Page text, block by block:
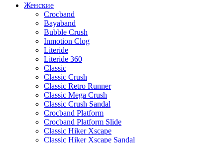
Женские
Crocband
Bayaband
Bubble Crush
Inmotion Clog
Literide
Literide 360
Classic
Classic Crush
Classic Retro Runner
Classic Mega Crush
Classic Crush Sandal
Crocband Platform
Crocband Platform Slide
Classic Hiker Xscape
Classic Hiker Xscape Sandal